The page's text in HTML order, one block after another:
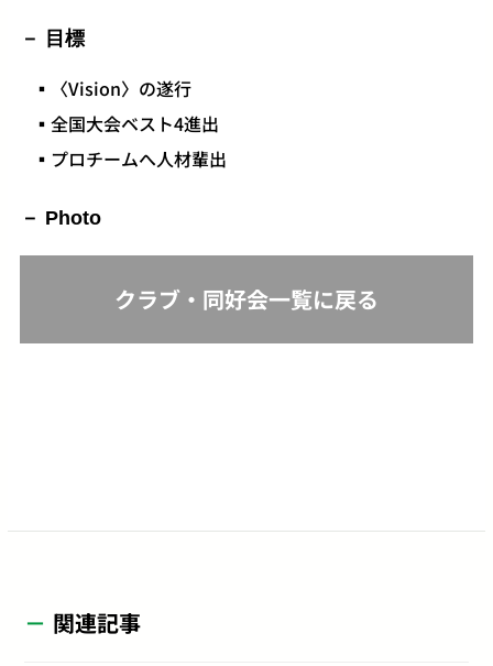
目標
▪〈Vision〉の遂行
▪全国大会ベスト4進出
▪プロチームへ人材輩出
Photo
クラブ・同好会一覧に戻る
関連記事